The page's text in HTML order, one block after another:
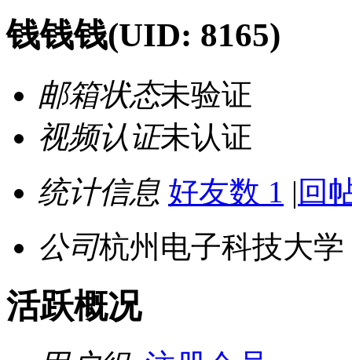
钱钱钱(UID: 8165)
邮箱状态未验证
视频认证未认证
统计信息 好友数 1 | 回
公司杭州电子科技大学
活跃概况